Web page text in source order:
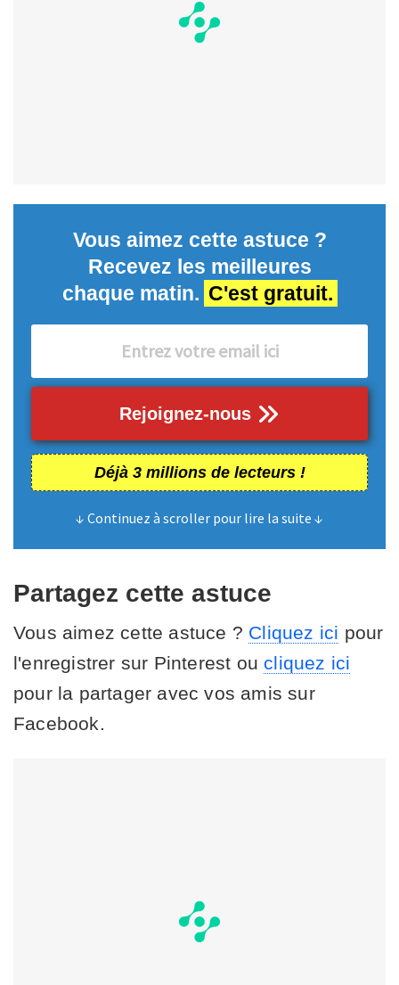
Vous aimez cette astuce ?
Recevez les meilleures
chaque matin. C'est gratuit.
Rejoignez-nous
Déjà 3 millions de lecteurs !
↓ Continuez à scroller pour lire la suite ↓
Partagez cette astuce
Vous aimez cette astuce ? Cliquez ici pour
l'enregistrer sur Pinterest ou cliquez ici
pour la partager avec vos amis sur
Facebook.